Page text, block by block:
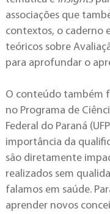
associações que
contextos, o caderno
teóricos sobre
para aprofundar o
O conteúdo também
no Programa de
Federal do Paraná
importância da
são diretamente
realizados sem
falamos em saúde.
aprender novos